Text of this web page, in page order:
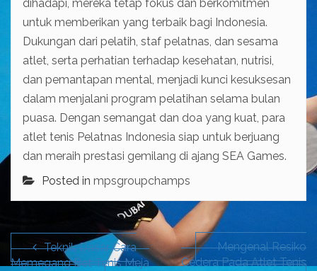
dihadapi, mereka tetap fokus dan berkomitmen
untuk memberikan yang terbaik bagi Indonesia.
Dukungan dari pelatih, staf pelatnas, dan sesama
atlet, serta perhatian terhadap kesehatan, nutrisi,
dan pemantapan mental, menjadi kunci kesuksesan
dalam menjalani program pelatihan selama bulan
puasa. Dengan semangat dan doa yang kuat, para
atlet tenis Pelatnas Indonesia siap untuk berjuang
dan meraih prestasi gemilang di ajang SEA Games.
Posted in mpsgroupchamps
Post
navigation
Teknik Dasar Cara
Memegang Bet Tenis Meja
Mengenal Resiko
Cedera Pada Atlet Tenis